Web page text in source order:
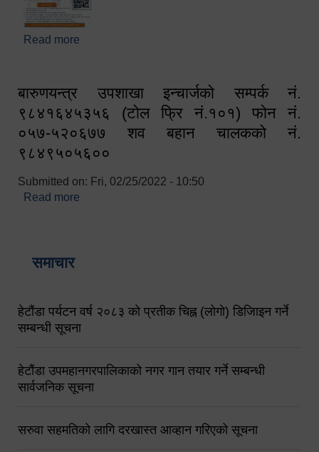
Read more
बारुणयन्त्र उपशाखा इन्चार्जको सम्पर्क नं.
९८४१६४५३५६ (टोल फ्रि नं.१०१) फोन नं.
०५७-५२०६७७ शव बहान चालकको नं.
९८४९५०५६००
Submitted on: Fri, 02/25/2022 - 10:50
Read more
समाचार
हेटौंडा पर्यटन वर्ष २०८३ को प्रतीक चिह्न (लोगो) डिजिाइन गर्ने
सम्बन्धी सूचना
हेटौंडा उपमहानगरपालिकाको नगर गान तयार गर्ने सम्बन्धी
सार्वजनिक सूचना
सरुवा सहमतिको लागि दरखास्त आव्हान गरिएको सूचना